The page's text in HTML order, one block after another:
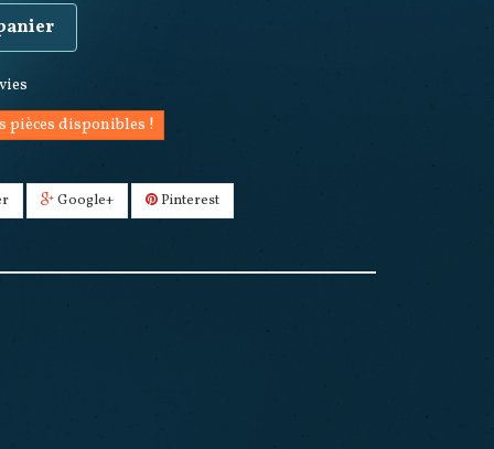
pièces disponibles !
Google+ Pinterest